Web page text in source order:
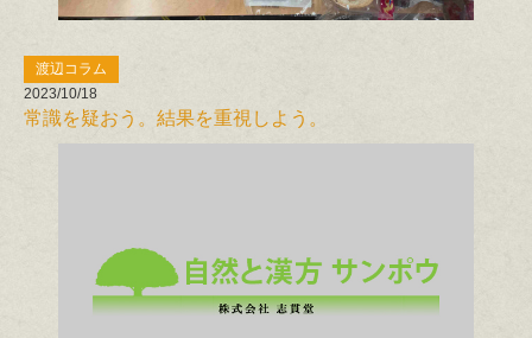
渡辺コラム
2023/10/18
常識を疑おう。結果を重視しよう。